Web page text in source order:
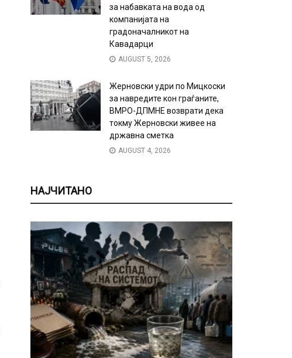
за набавката на вода од
компанијата на
градоначалникот на
Кавадарци
AUGUST 5, 2026
Жерновски удри по Мицкоски
за навредите кон граѓаните,
ВМРО-ДПМНЕ возврати дека
токму Жерновски живее на
државна сметка
AUGUST 4, 2026
НАЈЧИТАНО